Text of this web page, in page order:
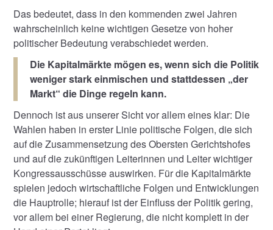
Das bedeutet, dass in den kommenden zwei Jahren
wahrscheinlich keine wichtigen Gesetze von hoher
politischer Bedeutung verabschiedet werden.
Die Kapitalmärkte mögen es, wenn sich die Politik
weniger stark einmischen und stattdessen „der
Markt“ die Dinge regeln kann.
Dennoch ist aus unserer Sicht vor allem eines klar: Die
Wahlen haben in erster Linie politische Folgen, die sich
auf die Zusammensetzung des Obersten Gerichtshofes
und auf die zukünftigen Leiterinnen und Leiter wichtiger
Kongressausschüsse auswirken. Für die Kapitalmärkte
spielen jedoch wirtschaftliche Folgen und Entwicklungen
die Hauptrolle; hierauf ist der Einfluss der Politik gering,
vor allem bei einer Regierung, die nicht komplett in der